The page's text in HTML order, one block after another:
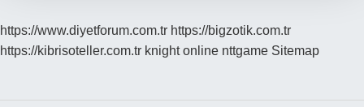
https://www.diyetforum.com.tr https://bigzotik.com.tr
https://kibrisoteller.com.tr knight online nttgame Sitemap